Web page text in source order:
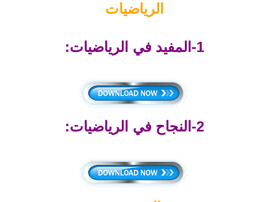
الرياضيات
1-المفيد في الرياضيات:
2-النجاح في الرياضيات: